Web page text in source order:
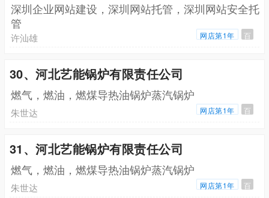
深圳企业网站建设，深圳网站托管，深圳网站安全托
管
许汕雄 网店第1年 百
30、河北艺能锅炉有限责任公司
燃气，燃油，燃煤导热油锅炉蒸汽锅炉
朱世达 网店第1年 百
31、河北艺能锅炉有限责任公司
燃气，燃油，燃煤导热油锅炉蒸汽锅炉
朱世达 网店第1年 百